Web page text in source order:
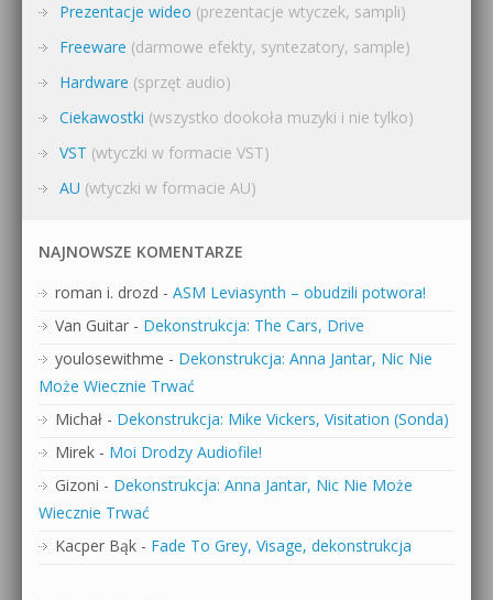
Prezentacje wideo (prezentacje wtyczek, sampli)
Freeware (darmowe efekty, syntezatory, sample)
Hardware (sprzęt audio)
Ciekawostki (wszystko dookoła muzyki i nie tylko)
VST (wtyczki w formacie VST)
AU (wtyczki w formacie AU)
NAJNOWSZE KOMENTARZE
roman i. drozd - ASM Leviasynth – obudzili potwora!
Van Guitar - Dekonstrukcja: The Cars, Drive
youlosewithme - Dekonstrukcja: Anna Jantar, Nic Nie
Może Wiecznie Trwać
Michał - Dekonstrukcja: Mike Vickers, Visitation (Sonda)
Mirek - Moi Drodzy Audiofile!
Gizoni - Dekonstrukcja: Anna Jantar, Nic Nie Może
Wiecznie Trwać
Kacper Bąk - Fade To Grey, Visage, dekonstrukcja